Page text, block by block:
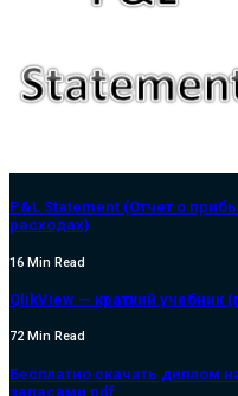
P&L Statement (Отчет о
расходах)
16 Min Read
QlikView — краткий учебник
72 Min Read
Бесплатно скачать диплом
запасами pdf